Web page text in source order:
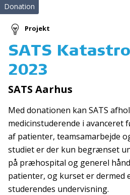
En snak
Donation
Projekt
SATS
2023
SATS Aarhus
Med donationen kan SATS
medicinstuderende i
af patienter, teamsamarbejde
studiet er der kun begrænset
på præhospital og generel
patienter, og kurset er dermed
studerendes undervisning.
Tilmeld nyhedsbrev
De seneste nyheder om
aktiviteter direkte i din indbakke.